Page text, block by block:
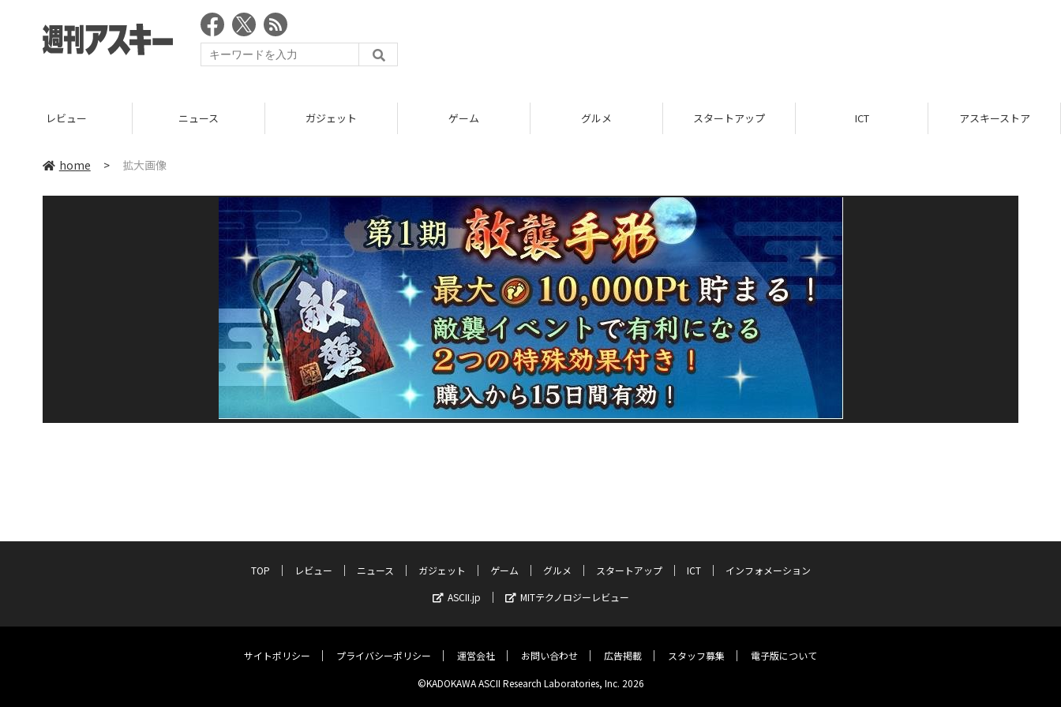
レビュー ニュース ガジェット ゲーム グルメ スタートアップ ICT アスキーストア
home > 拡大画像
TOP レビュー ニュース ガジェット ゲーム グルメ スタートアップ ICT
インフォメーション
ASCII.jp
MITテクノロジーレビュー
サイトポリシー プライバシーポリシー 運営会社 お問い合わせ 広告掲載 スタッフ募集 電子版について
©KADOKAWA ASCII Research Laboratories, Inc. 2026